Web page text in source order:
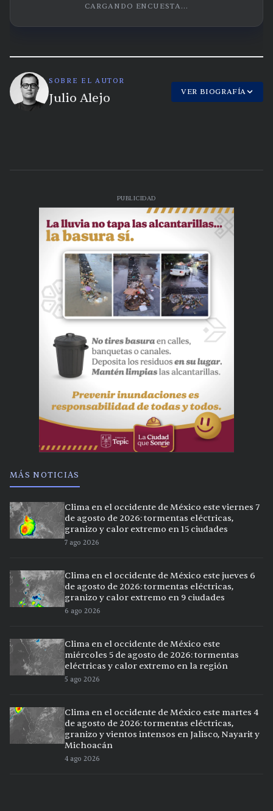
CARGANDO ENCUESTA...
SOBRE EL AUTOR
Julio Alejo VER BIOGRAFÍA
PUBLICIDAD
MÁS NOTICIAS
Clima en el occidente de México este viernes 7
de agosto de 2026: tormentas eléctricas,
granizo y calor extremo en 15 ciudades
7 ago 2026
Clima en el occidente de México este jueves 6
de agosto de 2026: tormentas eléctricas,
granizo y calor extremo en 9 ciudades
6 ago 2026
Clima en el occidente de México este
miércoles 5 de agosto de 2026: tormentas
eléctricas y calor extremo en la región
5 ago 2026
Clima en el occidente de México este martes 4
de agosto de 2026: tormentas eléctricas,
granizo y vientos intensos en Jalisco, Nayarit y
Michoacán
4 ago 2026